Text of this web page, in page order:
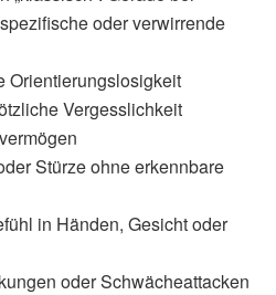
oder verwirrende
Orientierungslosigkeit
Vergesslichkeit
Stürze ohne erkennbare
in Händen, Gesicht oder
oder Schwächeattacken